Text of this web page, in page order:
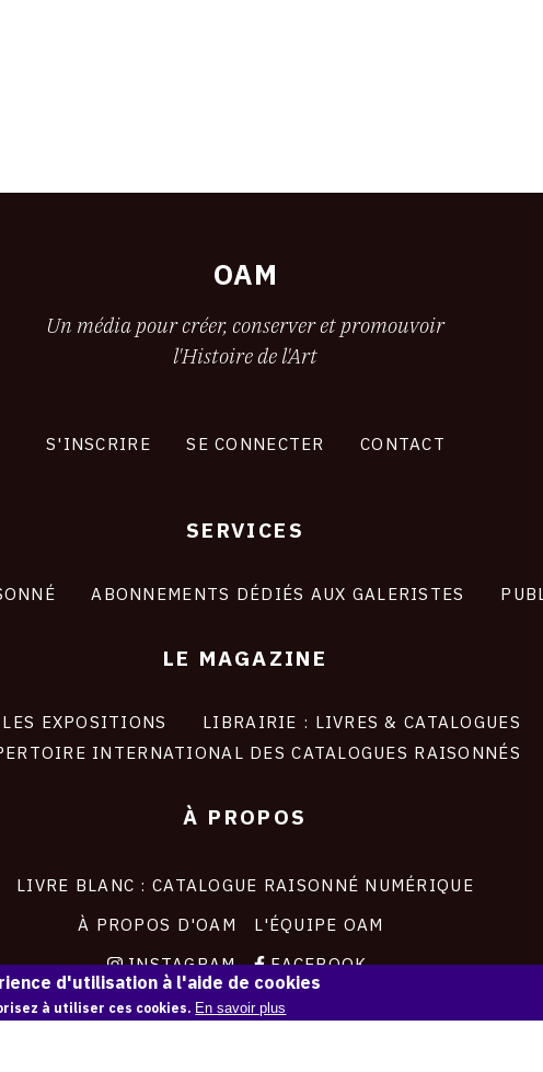
OAM
Un média pour créer, conserver et promouvoir
l'Histoire de l'Art
S'INSCRIRE SE CONNECTER CONTACT
SERVICES
ABONNEMENTS DÉDIÉS AUX GALERISTES
LE MAGAZINE
LES EXPOSITIONS LIBRAIRIE : LIVRES & CATALOGUES
INTERNATIONAL DES CATALOGUES RAISONNÉS
À PROPOS
LIVRE BLANC : CATALOGUE RAISONNÉ NUMÉRIQUE
À PROPOS D'OAM
L'ÉQUIPE OAM
INSTAGRAM
FACEBOOK
CGU
CGV
d'utilisation à l'aide de cookies
à utiliser ces cookies. En savoir plus